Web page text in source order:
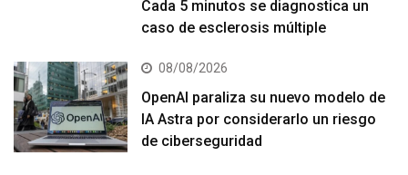
Cada 5 minutos se diagnostica un
caso de esclerosis múltiple
08/08/2026
OpenAI paraliza su nuevo modelo de
IA Astra por considerarlo un riesgo
de ciberseguridad